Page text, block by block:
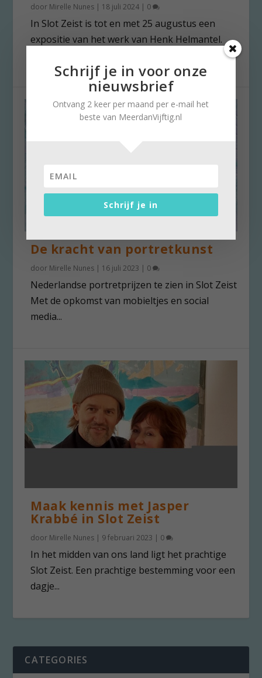
door Mirelle Nunes | 18 juli 2024 | 0
In Slot Zeist is tot en met 25 augustus een
expositie van het werk van Henk Helmantel.
De kracht van portretkunst
door Mirelle Nunes | 16 juli 2023 | 0
Nederlandse portretprijzen te zien in Slot Zeist
Met de opkomst van mobieltjes en social
media...
Maak kennis met Jasper
Krabbé in Slot Zeist
door Mirelle Nunes | 9 februari 2023 | 0
In het midden van ons land ligt het prachtige
Slot Zeist. Een prachtige bestemming voor een
dagje...
CATEGORIES
Schrijf je in voor onze
nieuwsbrief
Ontvang 2 keer per maand per e-mail het
beste van MeerdanVijftig.nl
Schrijf je in